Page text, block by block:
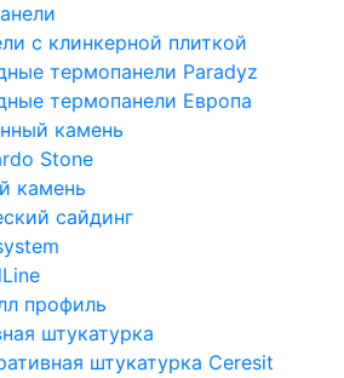
с клинкерной плиткой
термопанели Paradyz
термопанели Европа
камень
Stone
камень
сайдинг
профиль
штукатурка
штукатурка Ceresit